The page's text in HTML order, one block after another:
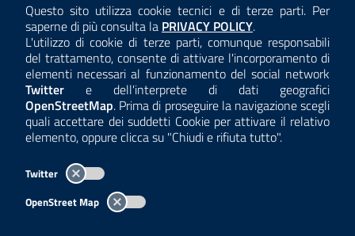
Questo sito utilizza cookie tecnici e di terze parti. Per
saperne di più consulta la Consulta la
PRIVACY POLICY.
L'utilizzo di cookie di terze parti, comunque responsabili
del trattamento, consente di attivare l'incorporamento di
elementi necessari al funzionamento del social network
Twitter e dell'interprete di dati geografici
OpenStreetMap. Prima di proseguire la navigazione scegli
quali accettare dei suddetti Cookie per attivare il relativo
elemento, oppure clicca su "Chiudi e rifiuta tutto".
Twitter
OpenStreet Map
ANTICORRUZIONE
ACCESSIBILITÀ
COOKIE E PRIVACY
TEMI A-Z